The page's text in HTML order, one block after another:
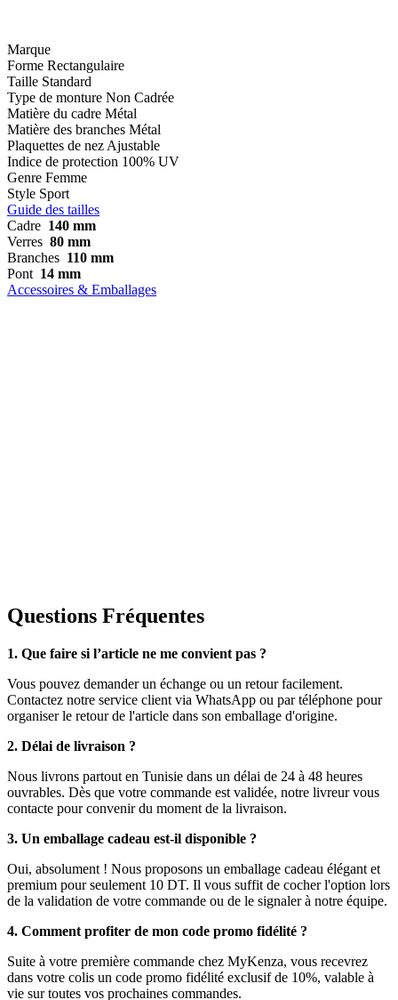
Marque
Forme Rectangulaire
Taille Standard
Type de monture Non Cadrée
Matière du cadre Métal
Matière des branches Métal
Plaquettes de nez Ajustable
Indice de protection 100% UV
Genre Femme
Style Sport
Guide des tailles
Cadre 140 mm
Verres 80 mm
Branches 110 mm
Pont 14 mm
Accessoires & Emballages
Questions Fréquentes
1. Que faire si l’article ne me convient pas ?
Vous pouvez demander un échange ou un retour facilement.
Contactez notre service client via WhatsApp ou par téléphone pour
organiser le retour de l'article dans son emballage d'origine.
2. Délai de livraison ?
Nous livrons partout en Tunisie dans un délai de 24 à 48 heures
ouvrables. Dès que votre commande est validée, notre livreur vous
contacte pour convenir du moment de la livraison.
3. Un emballage cadeau est-il disponible ?
Oui, absolument ! Nous proposons un emballage cadeau élégant et
premium pour seulement 10 DT. Il vous suffit de cocher l'option lors
de la validation de votre commande ou de le signaler à notre équipe.
4. Comment profiter de mon code promo fidélité ?
Suite à votre première commande chez MyKenza, vous recevrez
dans votre colis un code promo fidélité exclusif de 10%, valable à
vie sur toutes vos prochaines commandes.